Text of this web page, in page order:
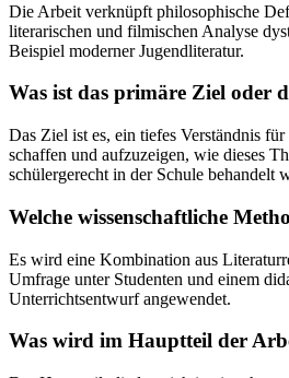
Die Arbeit verknüpft philosophische
literarischen und filmischen Analyse
Beispiel moderner Jugendliteratur.
Was ist das primäre Ziel oder
Das Ziel ist es, ein tiefes Verständnis
schaffen und aufzuzeigen, wie dieses
schülergerecht in der Schule behandelt
Welche wissenschaftliche
Es wird eine Kombination aus
Umfrage unter Studenten und einem
Unterrichtsentwurf angewendet.
Was wird im Hauptteil der